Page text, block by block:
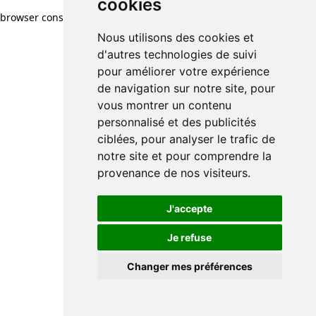
cookies
Nous utilisons des cookies et
d'autres technologies de suivi
pour améliorer votre expérience
de navigation sur notre site, pour
vous montrer un contenu
personnalisé et des publicités
ciblées, pour analyser le trafic de
notre site et pour comprendre la
provenance de nos visiteurs.
J'accepte
Je refuse
Changer mes préférences
browser console for more information)